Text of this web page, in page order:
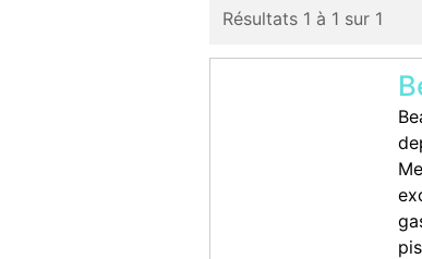
Résultats 1 à 1 sur 1